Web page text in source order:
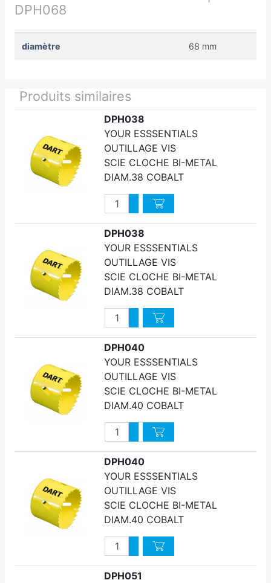
DPH068
diamètre 68 mm
Produits similaires
DPH038
YOUR ESSSENTIALS
OUTILLAGE VIS
SCIE CLOCHE BI-METAL
DIAM.38 COBALT
QuantitéAugmenter quantité
Diminuer quantité
DPH038
YOUR ESSSENTIALS
OUTILLAGE VIS
SCIE CLOCHE BI-METAL
DIAM.38 COBALT
QuantitéAugmenter quantité
Diminuer quantité
DPH040
YOUR ESSSENTIALS
OUTILLAGE VIS
SCIE CLOCHE BI-METAL
DIAM.40 COBALT
QuantitéAugmenter quantité
Diminuer quantité
DPH040
YOUR ESSSENTIALS
OUTILLAGE VIS
SCIE CLOCHE BI-METAL
DIAM.40 COBALT
QuantitéAugmenter quantité
Diminuer quantité
DPH051